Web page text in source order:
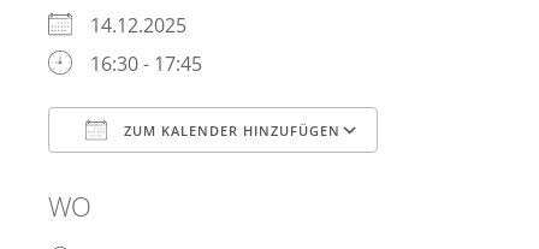
14.12.2025
16:30 - 17:45
ZUM KALENDER HINZUFÜGEN
WO